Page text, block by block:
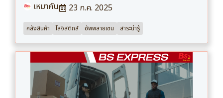
เหมาคัน
23 ก.ค. 2025
คลังสินค้า โลจิสติกส์ ซัพพลายเชน สาระน่ารู้